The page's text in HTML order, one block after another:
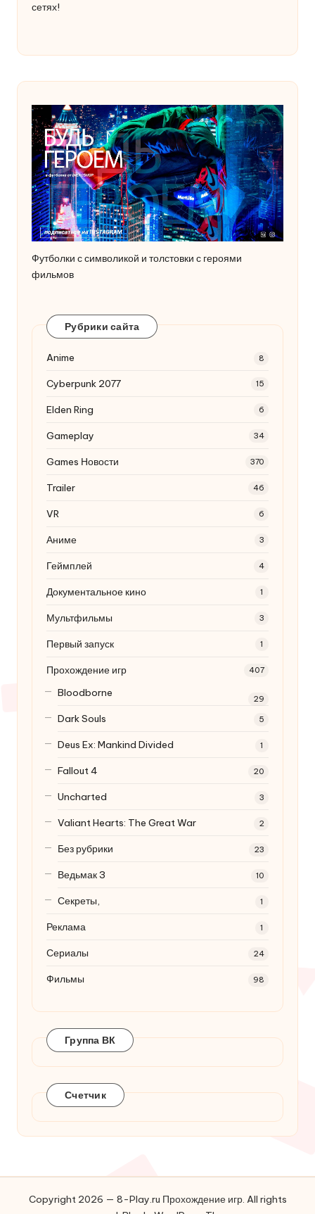
сетях!
Футболки с символикой и толстовки с героями
фильмов
Рубрики сайта
Anime 8
Cyberpunk 2077 15
Elden Ring 6
Gameplay 34
Games Новости 370
Trailer 46
VR 6
Аниме 3
Геймплей 4
Документальное кино 1
Мультфильмы 3
Первый запуск 1
Прохождение игр 407
Bloodborne 29
Dark Souls 5
Deus Ex: Mankind Divided 1
Fallout 4 20
Uncharted 3
Valiant Hearts: The Great War 2
Без рубрики 23
Ведьмак 3 10
Секреты, 1
Реклама 1
Сериалы 24
Фильмы 98
Группа ВК
Счетчик
Copyright 2026 — 8-Play.ru Прохождение игр. All rights